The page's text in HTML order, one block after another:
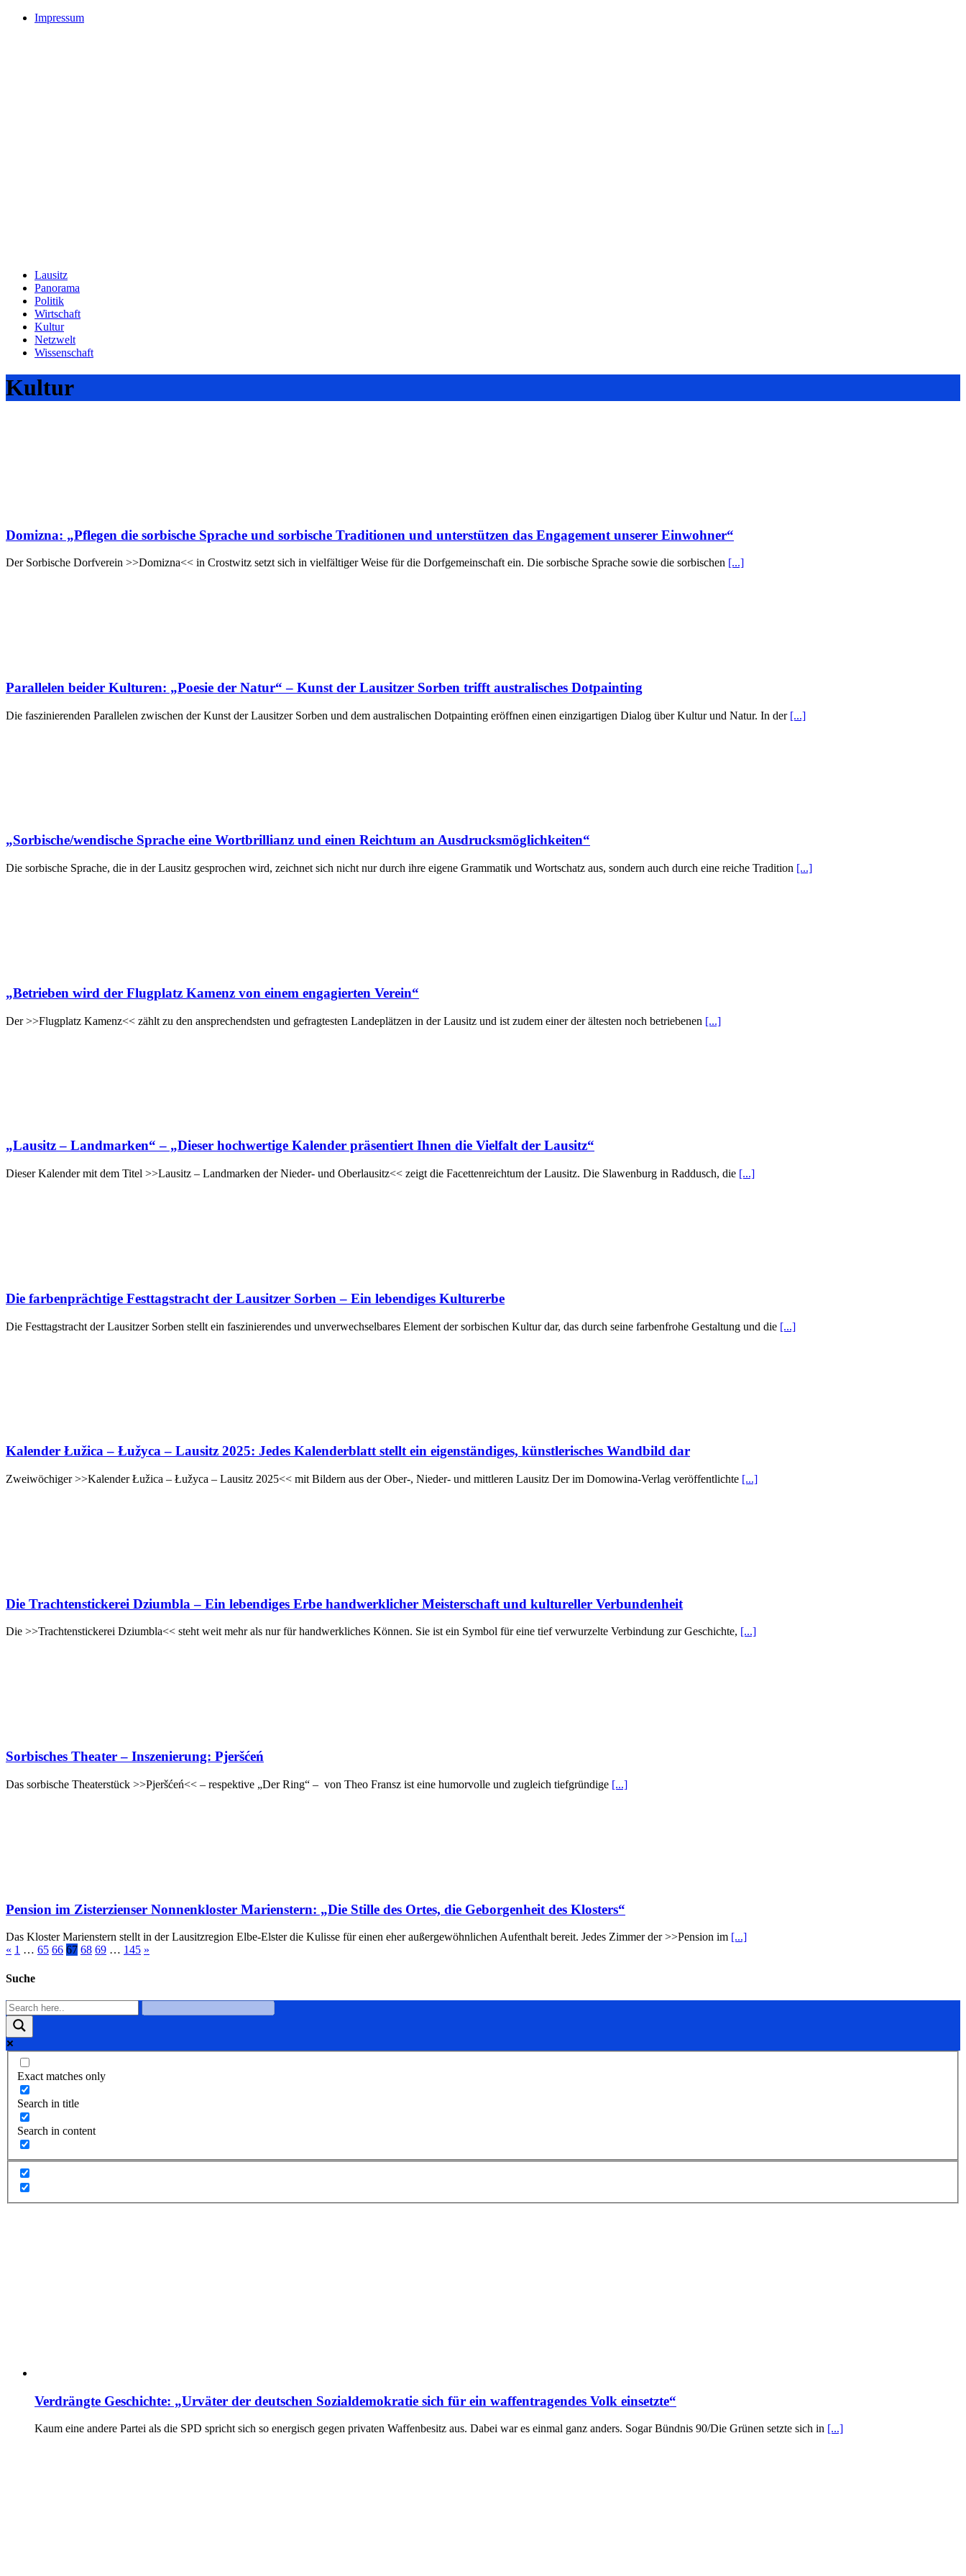
Impressum
Lausitz
Panorama
Politik
Wirtschaft
Kultur
Netzwelt
Wissenschaft
Kultur
Domizna: „Pflegen die sorbische Sprache und sorbische Traditionen und unterstützen das Engagement unserer Einwohner“
Der Sorbische Dorfverein >>Domizna<< in Crostwitz setzt sich in vielfältiger Weise für die Dorfgemeinschaft ein. Die sorbische Sprache sowie die sorbischen [...]
Parallelen beider Kulturen: „Poesie der Natur“ – Kunst der Lausitzer Sorben trifft australisches Dotpainting
Die faszinierenden Parallelen zwischen der Kunst der Lausitzer Sorben und dem australischen Dotpainting eröffnen einen einzigartigen Dialog über Kultur und Natur. In der [...]
„Sorbische/wendische Sprache eine Wortbrillianz und einen Reichtum an Ausdrucksmöglichkeiten“
Die sorbische Sprache, die in der Lausitz gesprochen wird, zeichnet sich nicht nur durch ihre eigene Grammatik und Wortschatz aus, sondern auch durch eine reiche Tradition [...]
„Betrieben wird der Flugplatz Kamenz von einem engagierten Verein“
Der >>Flugplatz Kamenz<< zählt zu den ansprechendsten und gefragtesten Landeplätzen in der Lausitz und ist zudem einer der ältesten noch betriebenen [...]
„Lausitz – Landmarken“ – „Dieser hochwertige Kalender präsentiert Ihnen die Vielfalt der Lausitz“
Dieser Kalender mit dem Titel >>Lausitz – Landmarken der Nieder- und Oberlausitz<< zeigt die Facettenreichtum der Lausitz. Die Slawenburg in Raddusch, die [...]
Die farbenprächtige Festtagstracht der Lausitzer Sorben – Ein lebendiges Kulturerbe
Die Festtagstracht der Lausitzer Sorben stellt ein faszinierendes und unverwechselbares Element der sorbischen Kultur dar, das durch seine farbenfrohe Gestaltung und die [...]
Kalender Łužica – Łužyca – Lausitz 2025: Jedes Kalenderblatt stellt ein eigenständiges, künstlerisches Wandbild dar
Zweiwöchiger >>Kalender Łužica – Łužyca – Lausitz 2025<< mit Bildern aus der Ober-, Nieder- und mittleren Lausitz Der im Domowina-Verlag veröffentlichte [...]
Die Trachtenstickerei Dziumbla – Ein lebendiges Erbe handwerklicher Meisterschaft und kultureller Verbundenheit
Die >>Trachtenstickerei Dziumbla<< steht weit mehr als nur für handwerkliches Können. Sie ist ein Symbol für eine tief verwurzelte Verbindung zur Geschichte, [...]
Sorbisches Theater – Inszenierung: Pjeršćeń
Das sorbische Theaterstück >>Pjeršćeń<< – respektive „Der Ring“ – von Theo Fransz ist eine humorvolle und zugleich tiefgründige [...]
Pension im Zisterzienser Nonnenkloster Marienstern: „Die Stille des Ortes, die Geborgenheit des Klosters“
Das Kloster Marienstern stellt in der Lausitzregion Elbe-Elster die Kulisse für einen eher außergewöhnlichen Aufenthalt bereit. Jedes Zimmer der >>Pension im [...]
« 1 … 65 66 67 68 69 … 145 »
Suche
Exact matches only
Search in title
Search in content
Verdrängte Geschichte: „Urväter der deutschen Sozialdemokratie sich für ein waffentragendes Volk einsetzte“
Kaum eine andere Partei als die SPD spricht sich so energisch gegen privaten Waffenbesitz aus. Dabei war es einmal ganz anders. Sogar Bündnis 90/Die Grünen setzte sich in [...]